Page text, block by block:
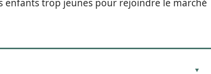
enfants trop jeunes pour rejoindre le marché